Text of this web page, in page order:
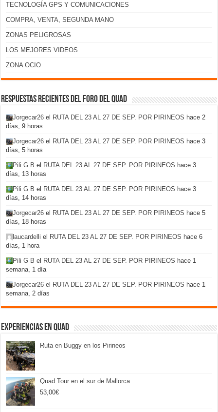
TECNOLOGÍA GPS Y COMUNICACIONES
COMPRA, VENTA, SEGUNDA MANO
ZONAS PELIGROSAS
LOS MEJORES VIDEOS
ZONA OCIO
Respuestas recientes del foro del Quad
Jorgecar26 el RUTA DEL 23 AL 27 DE SEP. POR PIRINEOS hace 2
días, 9 horas
Jorgecar26 el RUTA DEL 23 AL 27 DE SEP. POR PIRINEOS hace 3
días, 5 horas
Pili G B el RUTA DEL 23 AL 27 DE SEP. POR PIRINEOS hace 3
días, 13 horas
Pili G B el RUTA DEL 23 AL 27 DE SEP. POR PIRINEOS hace 3
días, 14 horas
Jorgecar26 el RUTA DEL 23 AL 27 DE SEP. POR PIRINEOS hace 5
días, 18 horas
laucardelli el RUTA DEL 23 AL 27 DE SEP. POR PIRINEOS hace 6
días, 1 hora
Pili G B el RUTA DEL 23 AL 27 DE SEP. POR PIRINEOS hace 1
semana, 1 día
Jorgecar26 el RUTA DEL 23 AL 27 DE SEP. POR PIRINEOS hace 1
semana, 2 días
Experiencias en Quad
Ruta en Buggy en los Pirineos
Quad Tour en el sur de Mallorca
53,00€